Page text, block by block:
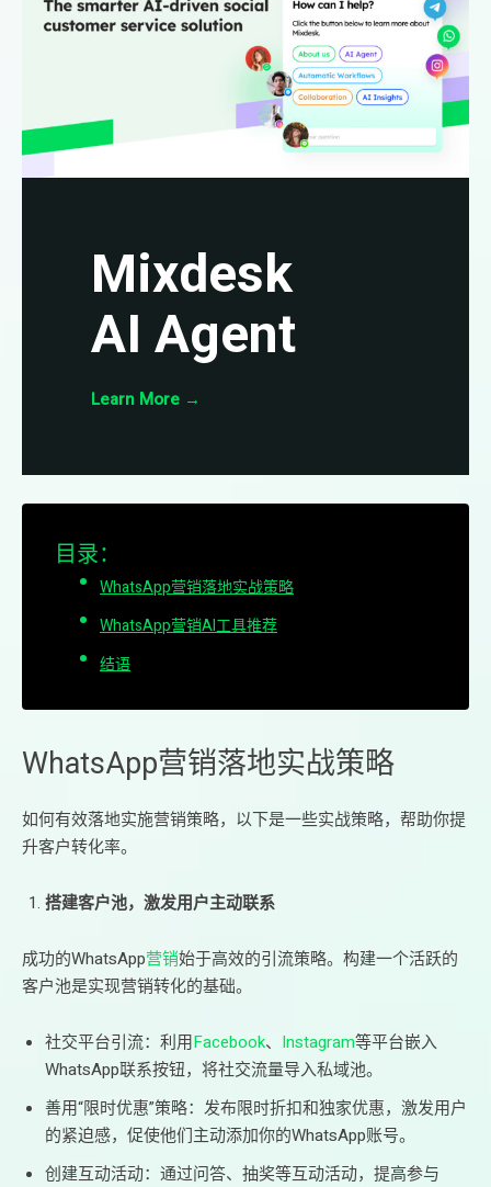
Mixdesk
AI Agent
Learn More→
目录：
WhatsApp营销落地实战策略
WhatsApp营销AI工具推荐
结语
WhatsApp营销落地实战策略
如何有效落地实施营销策略，以下是一些实战策略，帮助你提
升客户转化率。
搭建客户池，激发用户主动联系
成功的WhatsApp营销始于高效的引流策略。构建一个活跃的
客户池是实现营销转化的基础。
社交平台引流：利用Facebook、 Instagram等平台嵌入
WhatsApp联系按钮，将社交流量导入私域池。
善用“限时优惠”策略：发布限时折扣和独家优惠，激发用户
的紧迫感，促使他们主动添加你的WhatsApp账号。
创建互动活动：通过问答、抽奖等互动活动，提高参与